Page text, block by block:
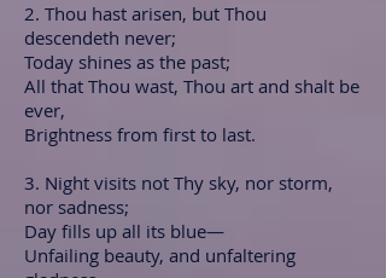
2. Thou hast arisen, but Thou
descendeth never;
Today shines as the past;
All that Thou wast, Thou art and shalt be
ever,
Brightness from first to last.
3. Night visits not Thy sky, nor storm,
nor sadness;
Day fills up all its blue—
Unfailing beauty, and unfaltering